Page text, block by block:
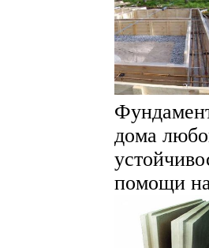
дома
помощи